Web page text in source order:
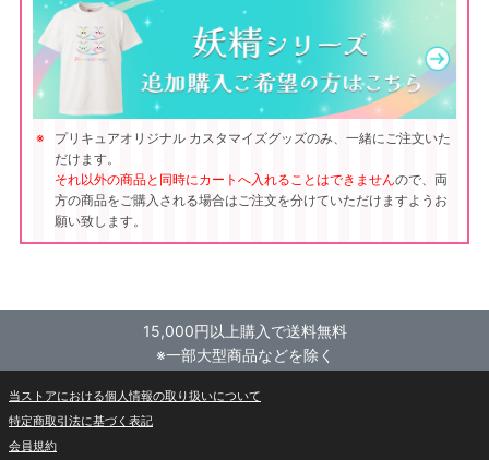
プリキュアオリジナル カスタマイズグッズのみ、一緒にご注文いた
だけます。
それ以外の商品と同時にカートへ入れることはできませんので、両
方の商品をご購入される場合はご注文を分けていただけますようお
願い致します。
15,000円以上購入で送料無料
※一部大型商品などを除く
当ストアにおける個人情報の取り扱いについて
特定商取引法に基づく表記
会員規約